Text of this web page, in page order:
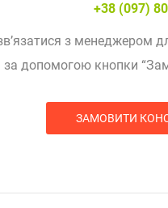
+38 (097)
з менеджером
за допомогою кнопки
ЗАМОВИТИ